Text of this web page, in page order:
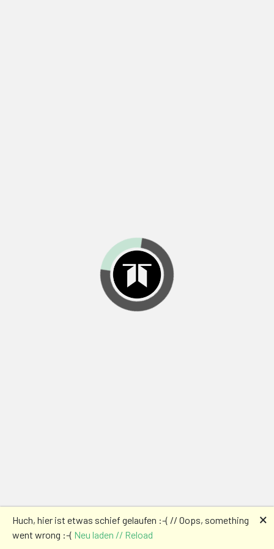
Huch, hier ist etwas schief gelaufen :-( // Oops, something
went wrong :-( Neu laden // Reload
🗙